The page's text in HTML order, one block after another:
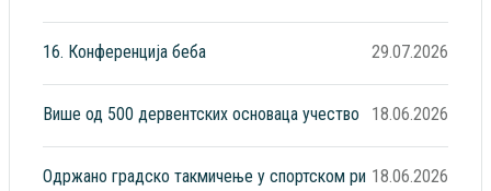
16. Конференција беба 29.07.2026
Више од 500 дервентских основаца учество 18.06.2026
Одржано градско такмичење у спортском ри 18.06.2026